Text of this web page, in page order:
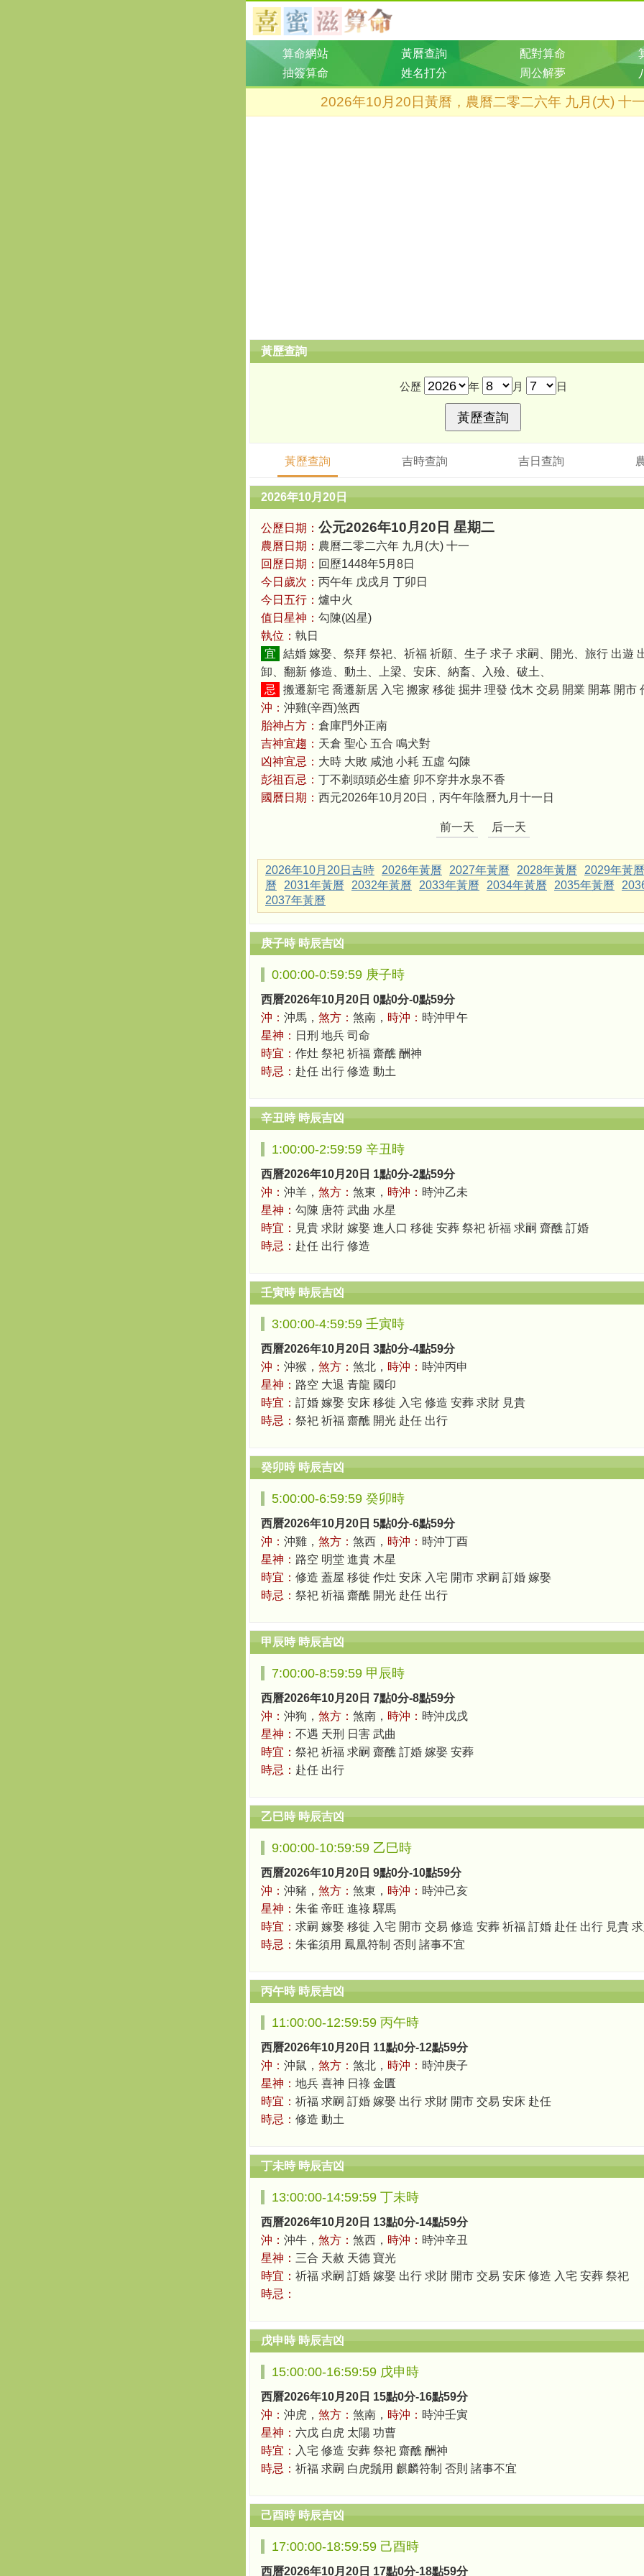
算命網站 黃曆查詢 配對算命
抽簽算命
姓名打分 周公解夢
2026年10月20日黃曆，農曆二零二六年 九月(大) 十
黃歷查詢
公歷 年 月 日
黃歷查詢 吉時查詢 吉日查詢
2026年10月20日
公歷日期： 公元2026年10月20日 星期二
農曆日期： 農曆二零二六年 九月(大) 十一
回歷日期： 回歷1448年5月8日
今日歲次： 丙午年 戊戌月 丁卯日
今日五行： 爐中火
值日星神： 勾陳(凶星)
執位： 執日
宜
結婚 嫁娶、祭拜 祭祀、祈福 祈願、生子 求子 求嗣、開光、旅行 出遊
卸、翻新 修造、動土、上梁、安床、納畜、入殮、破土、
忌
搬遷新宅 喬遷新居 入宅 搬家 移徙 掘井 理發 伐木 交易 開業 開幕 開市
沖： 沖雞(辛酉)煞西
胎神占方： 倉庫門外正南
吉神宜趨： 天倉 聖心 五合 鳴犬對
凶神宜忌： 大時 大敗 咸池 小耗 五虛 勾陳
彭祖百忌： 丁不剃頭頭必生瘡 卯不穿井水泉不香
國曆日期： 西元2026年10月20日，丙午年陰曆九月十一日
前一天 后一天
2026年10月20日吉時 2026年黃曆 2027年黃曆 2028年黃曆
2029年黃曆
曆
2031年黃曆 2032年黃曆 2033年黃曆 2034年黃曆 2035年黃曆
2037年黃曆
庚子時 時辰吉凶
0:00:00-0:59:59 庚子時
西曆2026年10月20日 0點0分-0點59分
沖： 沖馬， 煞方： 煞南， 時沖： 時沖甲午
星神： 日刑 地兵 司命
時宜： 作灶 祭祀 祈福 齋醮 酬神
時忌： 赴任 出行 修造 動土
辛丑時 時辰吉凶
1:00:00-2:59:59 辛丑時
西曆2026年10月20日 1點0分-2點59分
沖： 沖羊， 煞方： 煞東， 時沖： 時沖乙未
星神： 勾陳 唐符 武曲 水星
時宜： 見貴 求財 嫁娶 進人口 移徙 安葬 祭祀 祈福 求嗣 齋醮 訂婚
時忌： 赴任 出行 修造
壬寅時 時辰吉凶
3:00:00-4:59:59 壬寅時
西曆2026年10月20日 3點0分-4點59分
沖： 沖猴， 煞方： 煞北， 時沖： 時沖丙申
星神： 路空 大退 青龍 國印
時宜： 訂婚 嫁娶 安床 移徙 入宅 修造 安葬 求財 見貴
時忌： 祭祀 祈福 齋醮 開光 赴任 出行
癸卯時 時辰吉凶
5:00:00-6:59:59 癸卯時
西曆2026年10月20日 5點0分-6點59分
沖： 沖雞， 煞方： 煞西， 時沖： 時沖丁酉
星神： 路空 明堂 進貴 木星
時宜： 修造 蓋屋 移徙 作灶 安床 入宅 開市 求嗣 訂婚 嫁娶
時忌： 祭祀 祈福 齋醮 開光 赴任 出行
甲辰時 時辰吉凶
7:00:00-8:59:59 甲辰時
西曆2026年10月20日 7點0分-8點59分
沖： 沖狗， 煞方： 煞南， 時沖： 時沖戊戌
星神： 不遇 天刑 日害 武曲
時宜： 祭祀 祈福 求嗣 齋醮 訂婚 嫁娶 安葬
時忌： 赴任 出行
乙巳時 時辰吉凶
9:00:00-10:59:59 乙巳時
西曆2026年10月20日 9點0分-10點59分
沖： 沖豬， 煞方： 煞東， 時沖： 時沖己亥
星神： 朱雀 帝旺 進祿 驛馬
時宜： 求嗣 嫁娶 移徙 入宅 開市 交易 修造 安葬 祈福 訂婚 赴任 出行 見貴
時忌： 朱雀須用 鳳凰符制 否則 諸事不宜
丙午時 時辰吉凶
11:00:00-12:59:59 丙午時
西曆2026年10月20日 11點0分-12點59分
沖： 沖鼠， 煞方： 煞北， 時沖： 時沖庚子
星神： 地兵 喜神 日祿 金匱
時宜： 祈福 求嗣 訂婚 嫁娶 出行 求財 開市 交易 安床 赴任
時忌： 修造 動土
丁未時 時辰吉凶
13:00:00-14:59:59 丁未時
西曆2026年10月20日 13點0分-14點59分
沖： 沖牛， 煞方： 煞西， 時沖： 時沖辛丑
星神： 三合 天赦 天德 寶光
時宜： 祈福 求嗣 訂婚 嫁娶 出行 求財 開市 交易 安床 修造 入宅 安葬 祭祀
時忌：
戊申時 時辰吉凶
15:00:00-16:59:59 戊申時
西曆2026年10月20日 15點0分-16點59分
沖： 沖虎， 煞方： 煞南， 時沖： 時沖壬寅
星神： 六戊 白虎 太陽 功曹
時宜： 入宅 修造 安葬 祭祀 齋醮 酬神
時忌： 祈福 求嗣 白虎鬚用 麒麟符制 否則 諸事不宜
己酉時 時辰吉凶
17:00:00-18:59:59 己酉時
西曆2026年10月20日 17點0分-18點59分